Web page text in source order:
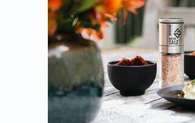
AUSTRIA
T:+43 676 87812208
GMP, IFS, QS, ISO 9001, ISO
höchste Qualitätsstandards.